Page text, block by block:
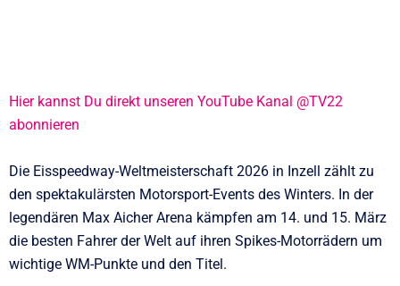
Hier kannst Du direkt unseren YouTube Kanal @TV22
abonnieren
Die Eisspeedway-Weltmeisterschaft 2026 in Inzell zählt zu
den spektakulärsten Motorsport-Events des Winters. In der
legendären Max Aicher Arena kämpfen am 14. und 15. März
die besten Fahrer der Welt auf ihren Spikes-Motorrädern um
wichtige WM-Punkte und den Titel.